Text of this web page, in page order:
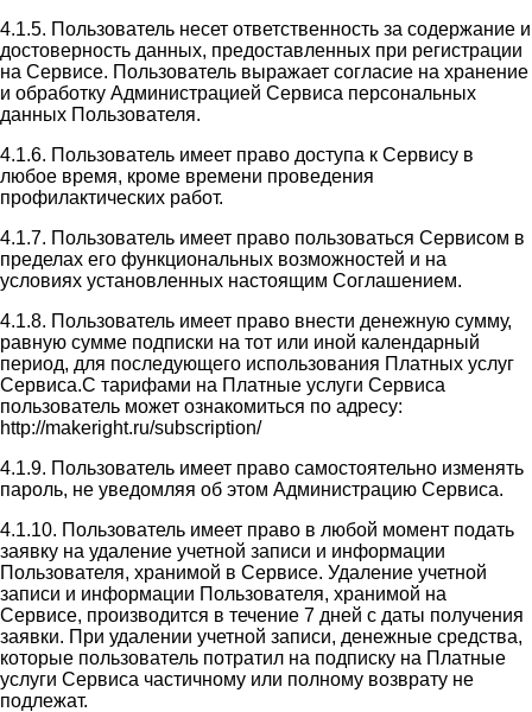
4.1.5. Пользователь несет ответственность за содержание и
достоверность данных, предоставленных при регистрации
на Сервисе. Пользователь выражает согласие на хранение
и обработку Администрацией Сервиса персональных
данных Пользователя.
4.1.6. Пользователь имеет право доступа к Сервису в
любое время, кроме времени проведения
профилактических работ.
4.1.7. Пользователь имеет право пользоваться Сервисом в
пределах его функциональных возможностей и на
условиях установленных настоящим Соглашением.
4.1.8. Пользователь имеет право внести денежную сумму,
равную сумме подписки на тот или иной календарный
период, для последующего использования Платных услуг
Сервиса.С тарифами на Платные услуги Сервиса
пользователь может ознакомиться по адресу:
http://makeright.ru/subscription/
4.1.9. Пользователь имеет право самостоятельно изменять
пароль, не уведомляя об этом Администрацию Сервиса.
4.1.10. Пользователь имеет право в любой момент подать
заявку на удаление учетной записи и информации
Пользователя, хранимой в Сервисе. Удаление учетной
записи и информации Пользователя, хранимой на
Сервисе, производится в течение 7 дней с даты получения
заявки. При удалении учетной записи, денежные средства,
которые пользователь потратил на подписку на Платные
услуги Сервиса частичному или полному возврату не
подлежат.